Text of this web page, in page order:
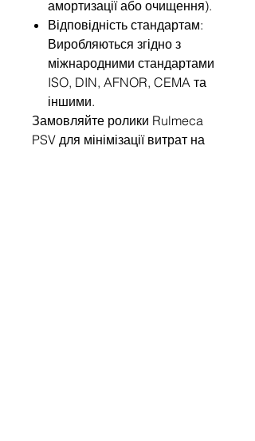
амортизації або очищення).
Відповідність стандартам:
Виробляються згідно з
міжнародними стандартами
ISO, DIN, AFNOR, CEMA та
іншими.
Замовляйте ролики Rulmeca
PSV для мінімізації витрат на